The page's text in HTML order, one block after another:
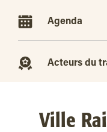
Agenda
Acteurs du
Ville